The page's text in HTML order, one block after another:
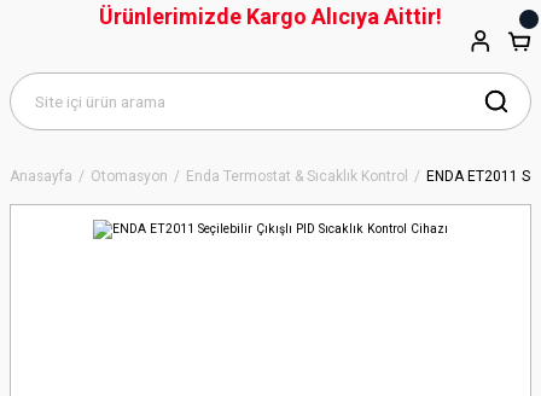
Anasayfa Otomasyon Enda Termostat & Sıcaklık Kontrol ENDA ET2011
Ürünlerimizde Kargo Alıcıya Aittir!